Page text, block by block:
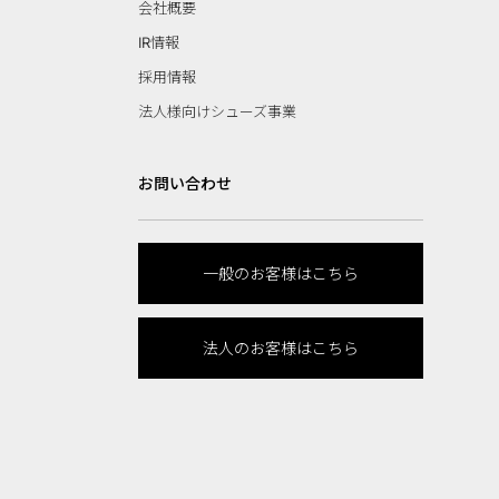
会社概要
IR情報
採用情報
法人様向けシューズ事業
お問い合わせ
一般のお客様はこちら
法人のお客様はこちら